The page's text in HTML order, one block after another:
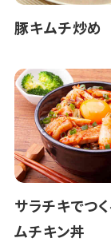
豚キムチ炒め
サラチキでつ
ムチキン丼